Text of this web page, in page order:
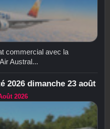
commercial avec la
Austral...
2026 dimanche 23 août
2026